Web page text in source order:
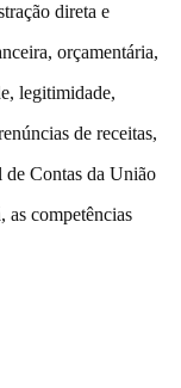
direta e
orçamentária,
legitimidade,
de receitas,
Contas da União
as competências